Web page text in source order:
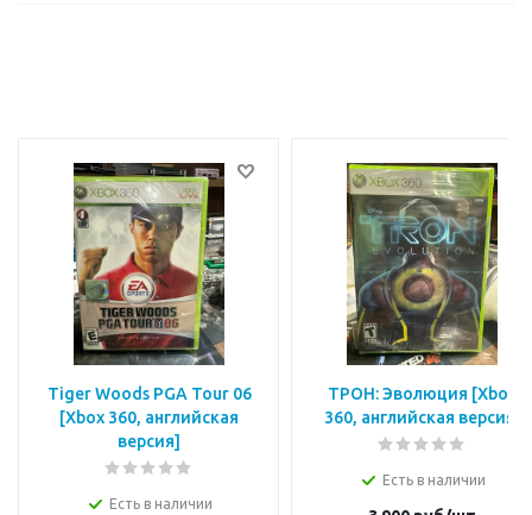
Tiger Woods PGA Tour 06
[Xbox 360, английская
версия]
Есть в наличии
ТРОН: Эволюция [Xbox
360, английская версия]
Есть в наличии